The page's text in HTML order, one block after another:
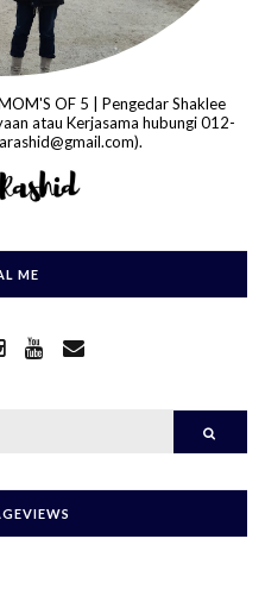
OF 5 | Pengedar Shaklee
atau Kerjasama hubungi 012-
ME